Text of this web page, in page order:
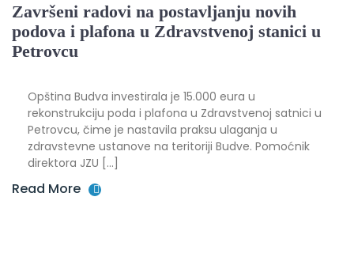
Završeni radovi na postavljanju novih
podova i plafona u Zdravstvenoj stanici u
Petrovcu
Opština Budva investirala je 15.000 eura u
rekonstrukciju poda i plafona u Zdravstvenoj satnici u
Petrovcu, čime je nastavila praksu ulaganja u
zdravstevne ustanove na teritoriji Budve. Pomoćnik
direktora JZU […]
Read More